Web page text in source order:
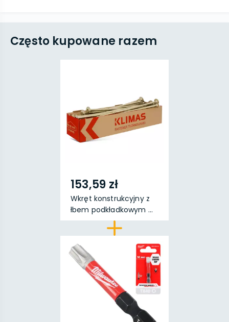
Często kupowane razem
153,59 zł
Wkręt konstrukcyjny z
łbem podkładkowym ...